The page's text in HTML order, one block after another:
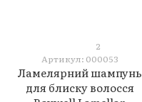
2
Артикул: 000053
Ламелярний шампунь
для блиску волосся